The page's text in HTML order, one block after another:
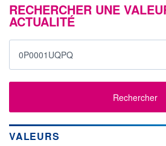
RECHERCHER UNE
ACTUALITÉ
Rechercher
VALEURS